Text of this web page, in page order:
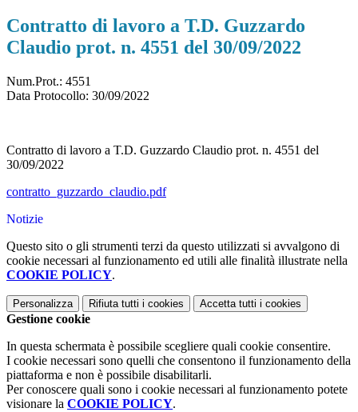
Contratto di lavoro a T.D. Guzzardo
Claudio prot. n. 4551 del 30/09/2022
Num.Prot.: 4551
Data Protocollo: 30/09/2022
Contratto di lavoro a T.D. Guzzardo Claudio prot. n. 4551 del
30/09/2022
contratto_guzzardo_claudio.pdf
Notizie
Questo sito o gli strumenti terzi da questo utilizzati si avvalgono di
cookie necessari al funzionamento ed utili alle finalità illustrate nella
COOKIE POLICY.
Personalizza Rifiuta tutti i cookies Accetta tutti i cookies
Gestione cookie
In questa schermata è possibile scegliere quali cookie consentire.
I cookie necessari sono quelli che consentono il funzionamento della
piattaforma e non è possibile disabilitarli.
Per conoscere quali sono i cookie necessari al funzionamento potete
visionare la COOKIE POLICY.